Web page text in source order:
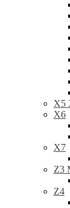
X5
X6
X7
Z3
Z4